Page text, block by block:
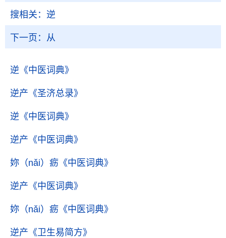
搜相关： 逆
下一页： 从
逆 《中医词典》
逆产 《圣济总录》
逆 《中医词典》
逆产 《中医词典》
妳（nǎi）疬 《中医词典》
逆产 《中医词典》
妳（nǎi）疬 《中医词典》
逆产 《卫生易简方》